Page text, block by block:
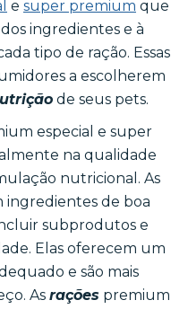
e super premium que
ingredientes e à
tipo de ração. Essas
a escolherem
de seus pets.
especial e super
na qualidade
nutricional. As
ingredientes de boa
subprodutos e
Elas oferecem um
e são mais
As rações premium